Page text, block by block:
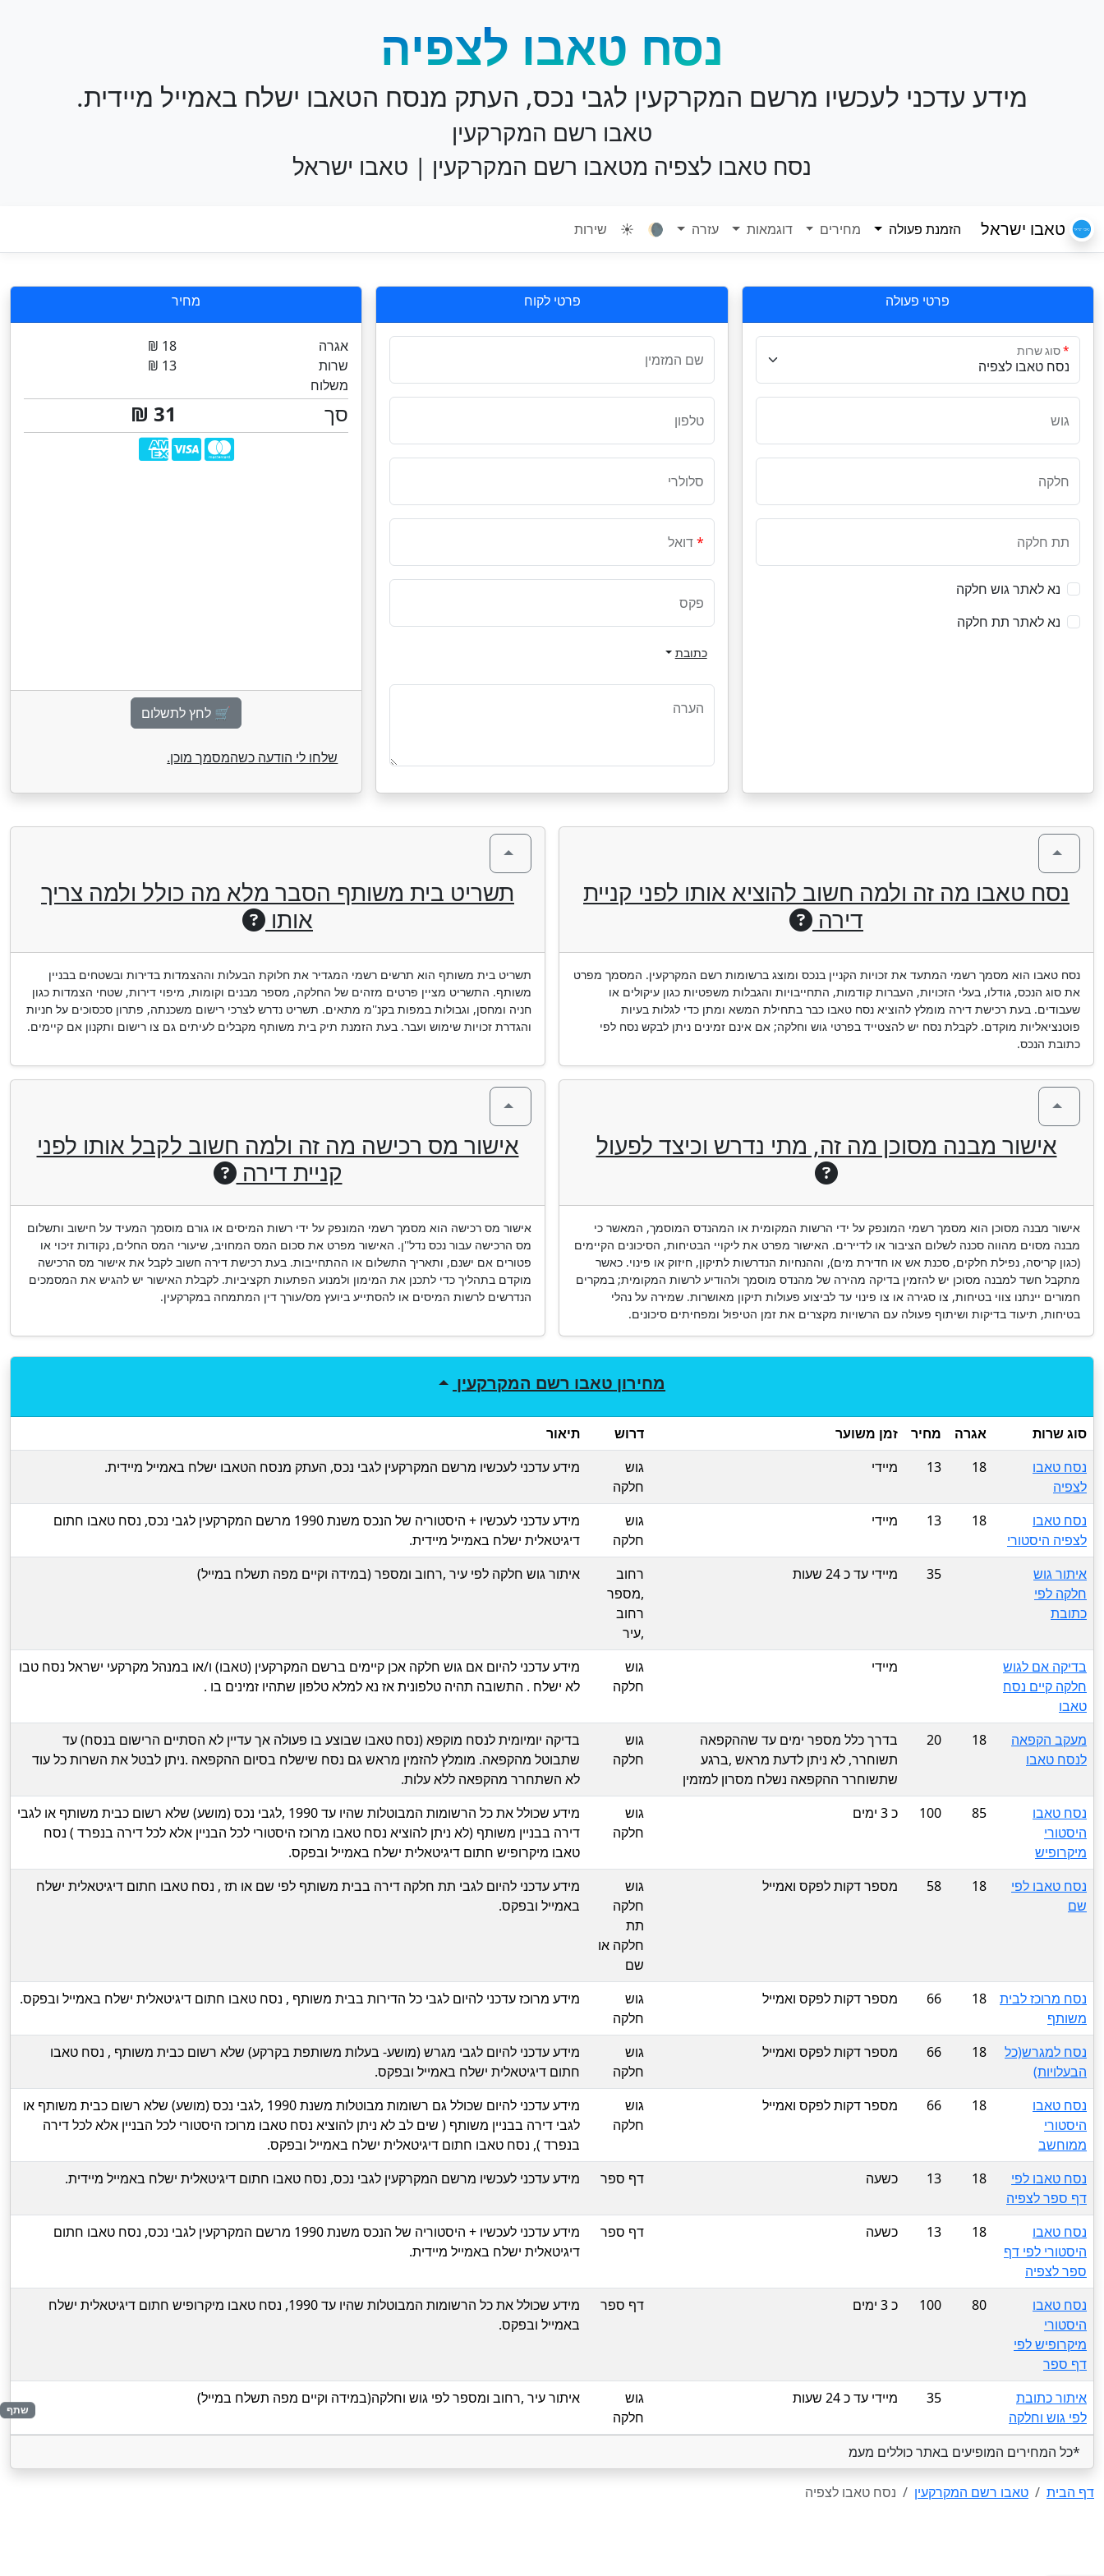
נסח טאבו לצפיה
מידע עדכני לעכשיו מרשם המקרקעין לגבי נכס, העתק מנסח הטאבו ישלח באמייל מיידית.
טאבו רשם המקרקעין
נסח טאבו לצפיה מטאבו רשם המקרקעין | טאבו ישראל
טאבו ישראל הזמנת פעולה מחירים דוגמאות עזרה 🌘
☀️ שירות
פרטי פעולה
סוג שרות
גוש
חלקה
תת חלקה
נא לאתר גוש חלקה
נא לאתר תת חלקה
פרטי לקוח
שם המזמין
טלפון
סלולרי
דואל
פקס
כתובת
הערה
מחיר
אגרה
18 ₪
שרות
13 ₪
משלוח
סך 31 ₪
🛒 לחץ לתשלום
שלחו לי הודעה כשהמסמך מוכן.
נסח טאבו מה זה ולמה חשוב להוציא אותו לפני קניית
דירה
נסח טאבו הוא מסמך רשמי המתעד את זכויות הקניין בנכס ומוצג ברשומות רשם המקרקעין. המסמך מפרט
את סוג הנכס, גודלו, בעלי הזכויות, העברות קודמות, התחייבויות והגבלות משפטיות כגון עיקולים או
שעבודים. בעת רכישת דירה מומלץ להוציא נסח טאבו כבר בתחילת המשא ומתן כדי לגלות בעיות
פוטנציאליות מוקדם. לקבלת נסח יש להצטייד בפרטי גוש וחלקה; אם אינם זמינים ניתן לבקש נסח לפי
כתובת הנכס.
תשריט בית משותף הסבר מלא מה כולל ולמה צריך
אותו
תשריט בית משותף הוא תרשים רשמי המגדיר את חלוקת הבעלות וההצמדות בדירות ובשטחים בבניין
משותף. התשריט מציין פרטים מזהים של החלקה, מספר מבנים וקומות, מיפוי דירות, שטחי הצמדות כגון
חניה ומחסן, וגבולות במפות בקנ''מ מתאים. תשריט נדרש לצרכי רישום משכנתה, פתרון סכסוכים על חניות
והגדרת זכויות שימוש ועבר. בעת הזמנת תיק בית משותף מקבלים לעיתים גם צו רישום ותקנון אם קיימים.
אישור מבנה מסוכן מה זה, מתי נדרש וכיצד לפעול
אישור מבנה מסוכן הוא מסמך רשמי המונפק על ידי הרשות המקומית או המהנדס המוסמך, המאשר כי
מבנה מסוים מהווה סכנה לשלום הציבור או לדיירים. האישור מפרט את ליקויי הבטיחות, הסיכונים הקיימים
(כגון קריסה, נפילת חלקים, סכנת אש או חדירת מים), וההנחיות הנדרשות לתיקון, חיזוק או פינוי. כאשר
מתקבל חשד למבנה מסוכן יש להזמין בדיקה מהירה של מהנדס מוסמך ולהודיע לרשות המקומית; במקרים
חמורים יינתנו צווי בטיחות, צו סגירה או צו פינוי עד לביצוע פעולות תיקון מאושרות. שמירה על נהלי
בטיחות, תיעוד בדיקות ושיתוף פעולה עם הרשויות מקצרים את זמן הטיפול ומפחיתים סיכונים.
אישור מס רכישה מה זה ולמה חשוב לקבל אותו לפני
קניית דירה
אישור מס רכישה הוא מסמך רשמי המונפק על ידי רשות המיסים או גורם מוסמך המעיד על חישוב ותשלום
מס הרכישה עבור נכס נדל''ן. האישור מפרט את סכום המס המחויב, שיעורי המס החלים, נקודות זיכוי או
פטורים אם ישנם, ותאריך התשלום או ההתחייבות. בעת רכישת דירה חשוב לקבל את אישור מס הרכישה
מוקדם בתהליך כדי לתכנן את המימון ולמנוע הפתעות תקציביות. לקבלת האישור יש להגיש את המסמכים
הנדרשים לרשות המיסים או להסתייע ביועץ מס/עורך דין המתמחה במקרקעין.
מחירון טאבו רשם המקרקעין
סוג שרות אגרה מחיר זמן משוער דרוש
תיאור
נסח טאבו
לצפיה
18
13 מיידי
גוש
חלקה
מידע עדכני לעכשיו מרשם המקרקעין לגבי נכס, העתק מנסח הטאבו ישלח באמייל מיידית.
נסח טאבו
לצפיה היסטורי
18
13 מיידי
גוש
חלקה
מידע עדכני לעכשיו + היסטוריה של הנכס משנת 1990 מרשם המקרקעין לגבי נכס, נסח טאבו חתום
דיגיטאלית ישלח באמייל מיידית.
איתור גוש
חלקה לפי
כתובת
35 מיידי עד כ 24 שעות
רחוב
,מספר
רחוב
,עיר
איתור גוש חלקה לפי עיר ,רחוב ומספר (במידה וקיים מפה תשלח במייל)
בדיקה אם לגוש
חלקה קיים נסח
טאבו
מיידי
גוש
חלקה
מידע עדכני להיום אם גוש חלקה אכן קיימים ברשם המקרקעין (טאבו) ו/או במנהל מקרקעי ישראל נסח טבו
לא ישלח . התשובה תהיה טלפונית אז נא למלא טלפון שתהיו זמינים בו .
מעקב הקפאה
לנסח טאבו
18
20
בדרך כלל מספר ימים עד שההקפאה
תשוחרר, לא ניתן לדעת מראש ,ברגע
שתשוחרר ההקפאה נשלח מסרון למזמין
גוש
חלקה
בדיקה יומיומית לנסח מוקפא (נסח טאבו שבוצע בו פעולה אך עדיין לא הסתיים הרישום בנסח) עד
שתבוטל מהקפאה. מומלץ להזמין מראש גם נסח שישלח בסיום ההקפאה .ניתן לבטל את השרות כל עוד
לא השתחרר מהקפאה ללא עלות.
נסח טאבו
היסטורי
מיקרופיש
85
100 כ 3 ימים
גוש
חלקה
מידע שכולל את כל הרשומות המבוטלות שהיו עד 1990 ,לגבי נכס (מושע) שלא רשום כבית משותף או לגבי
דירה בבניין משותף (לא ניתן להוציא נסח טאבו מרוכז היסטורי לכל הבניין אלא לכל דירה בנפרד ) נסח
טאבו מיקרופיש חתום דיגיטאלית ישלח באמייל ובפקס.
נסח טאבו לפי
שם
18
58 מספר דקות לפקס ואמייל
גוש
חלקה
תת
חלקה או
שם
מידע עדכני להיום לגבי תת חלקה דירה בבית משותף לפי שם או תז , נסח טאבו חתום דיגיטאלית ישלח
באמייל ובפקס.
נסח מרוכז לבית
משותף
18
66 מספר דקות לפקס ואמייל
גוש
חלקה
מידע מרוכז עדכני להיום לגבי כל הדירות בבית משותף , נסח טאבו חתום דיגיטאלית ישלח באמייל ובפקס.
נסח למגרש(כל
הבעלויות)
18
66 מספר דקות לפקס ואמייל
גוש
חלקה
מידע עדכני להיום לגבי מגרש (מושע- בעלות משותפת בקרקע) שלא רשום כבית משותף , נסח טאבו
חתום דיגיטאלית ישלח באמייל ובפקס.
נסח טאבו
היסטורי
ממוחשב
18
66 מספר דקות לפקס ואמייל
גוש
חלקה
מידע עדכני להיום שכולל גם רשומות מבוטלות משנת 1990 ,לגבי נכס (מושע) שלא רשום כבית משותף או
לגבי דירה בבניין משותף ( שים לב לא ניתן להוציא נסח טאבו מרוכז היסטורי לכל הבניין אלא לכל דירה
בנפרד ), נסח טאבו חתום דיגיטאלית ישלח באמייל ובפקס.
נסח טאבו לפי
דף ספר לצפיה
18
13 כשעה דף ספר מידע עדכני לעכשיו מרשם המקרקעין לגבי נכס, נסח טאבו חתום דיגיטאלית ישלח באמייל מיידית.
נסח טאבו
היסטורי לפי דף
ספר לצפיה
18
13 כשעה דף ספר
מידע עדכני לעכשיו + היסטוריה של הנכס משנת 1990 מרשם המקרקעין לגבי נכס, נסח טאבו חתום
דיגיטאלית ישלח באמייל מיידית.
נסח טאבו
היסטורי
מיקרופיש לפי
דף ספר
80
100 כ 3 ימים דף ספר
מידע שכולל את כל הרשומות המבוטלות שהיו עד 1990, נסח טאבו מיקרופיש חתום דיגיטאלית ישלח
באמייל ובפקס.
איתור כתובת
לפי גוש וחלקה
35 מיידי עד כ 24 שעות
גוש
חלקה
איתור עיר ,רחוב ומספר לפי גוש וחלקה(במידה וקיים מפה תשלח במייל)
*כל המחירים המופיעים באתר כוללים מעמ
דף הבית טאבו רשם המקרקעין נסח טאבו לצפיה
שתף